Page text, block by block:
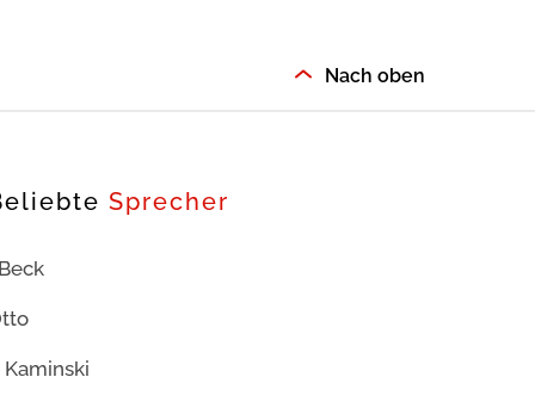
Nach oben
Sprecher